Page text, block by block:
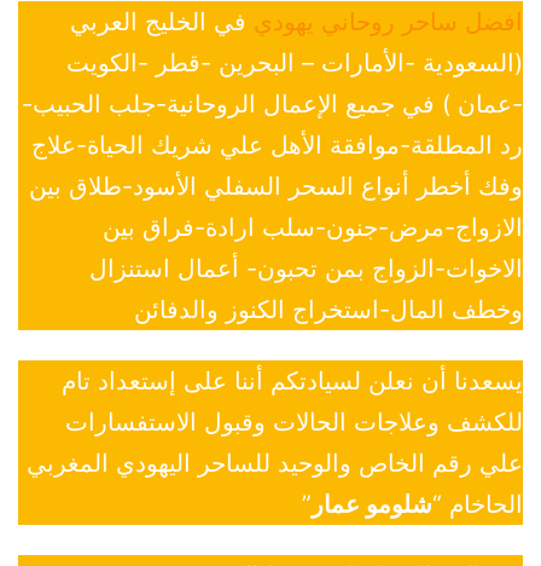
افضل ساحر روحاني يهودي في الخليج العربي
(السعودية -الأمارات – البحرين -قطر -الكويت
-عمان ) في جميع الإعمال الروحانية-جلب الحبيب-
رد المطلقة-موافقة الأهل علي شريك الحياة-علاج
وفك أخطر أنواع السحر السفلي الأسود-طلاق بين
الازواج-مرض-جنون-سلب ارادة-فراق بين
الاخوات-الزواج بمن تحبون- أعمال استنزال
وخطف المال-استخراج الكنوز والدفائن
يسعدنا أن نعلن لسيادتكم أننا على إستعداد تام
للكشف وعلاجات الحالات وقبول الاستفسارات
علي رقم الخاص والوحيد للساحر اليهودي المغربي
الحاخام “شلومو عمار ”